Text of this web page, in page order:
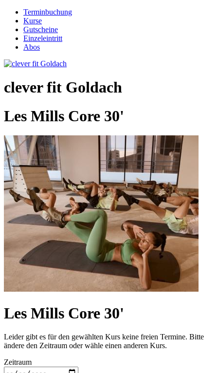
Terminbuchung
Kurse
Gutscheine
Einzeleintritt
Abos
clever fit Goldach
Les Mills Core 30'
Les Mills Core 30'
Leider gibt es für den gewählten Kurs keine freien Termine. Bitte
ändere den Zeitraum oder wähle einen anderen Kurs.
Zeitraum